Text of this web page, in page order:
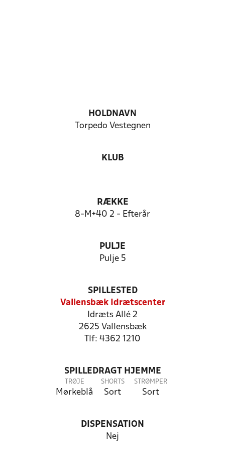
HOLDNAVN
Torpedo Vestegnen
KLUB
RÆKKE
8-M+40 2 - Efterår
PULJE
Pulje 5
SPILLESTED
Vallensbæk Idrætscenter
Idræts Allé 2
2625 Vallensbæk
Tlf: 4362 1210
SPILLEDRAGT HJEMME
TRØJE
Mørkeblå
SHORTS
Sort
STRØMPER
Sort
DISPENSATION
Nej